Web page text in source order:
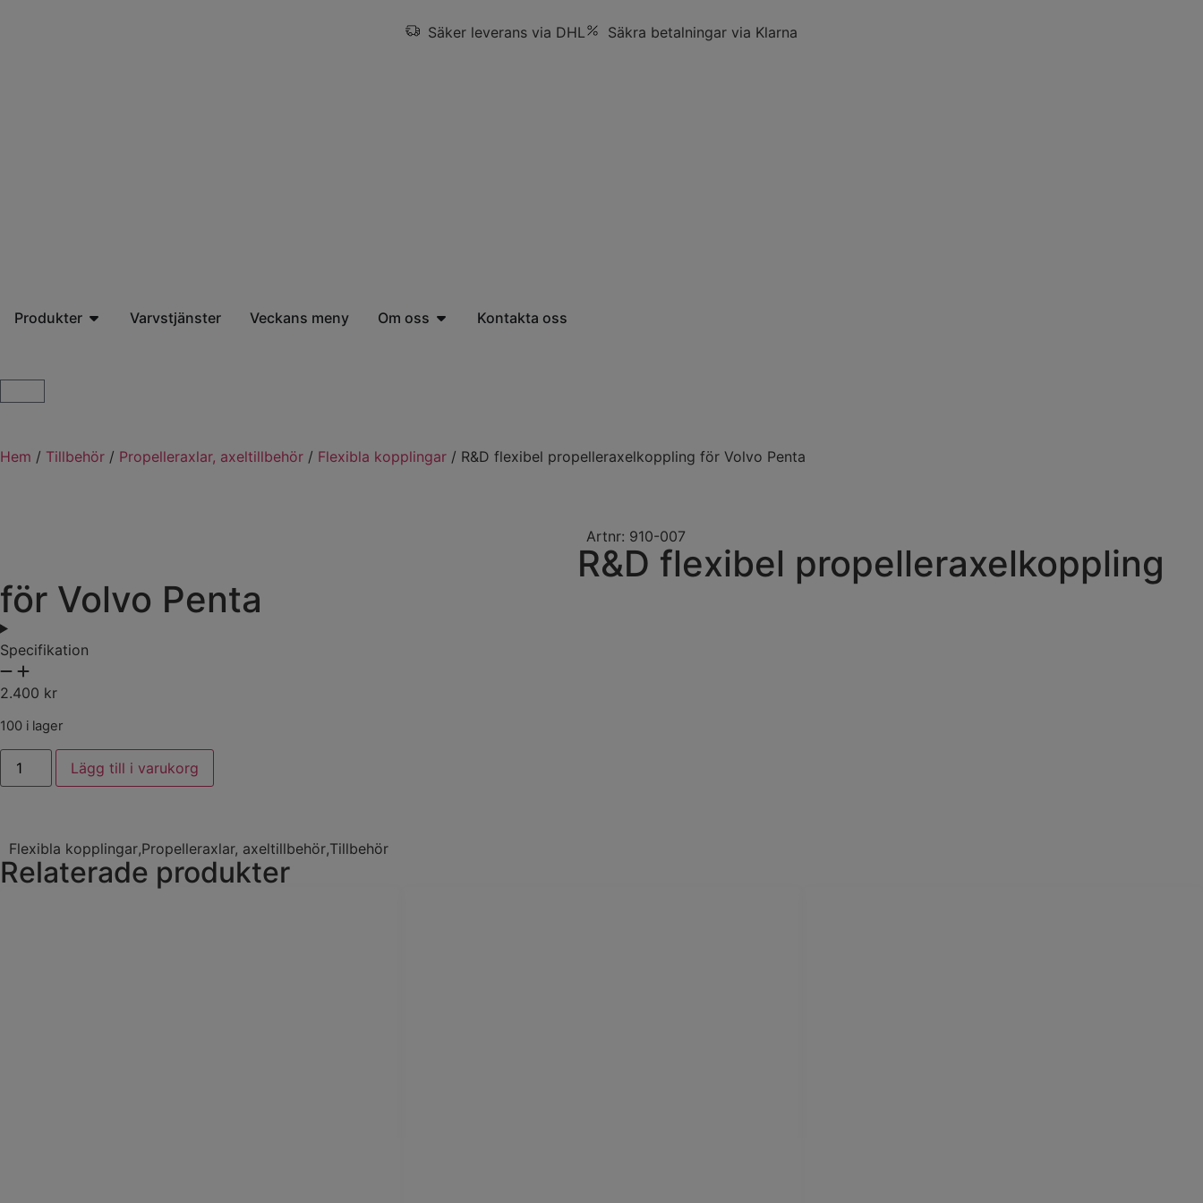
Säker leverans via DHL Säkra betalningar via Klarna
Produkter Varvstjänster Veckans meny Om oss Kontakta oss
Hem / Tillbehör / Propelleraxlar, axeltillbehör / Flexibla kopplingar / R&D flexibel propelleraxelkoppling för Volvo Penta
Artnr: 910-007
R&D flexibel propelleraxelkoppling
för Volvo Penta
Specifikation
2.400 kr
100 i lager
Lägg till i varukorg
Flexibla kopplingar,Propelleraxlar, axeltillbehör,Tillbehör
Relaterade produkter